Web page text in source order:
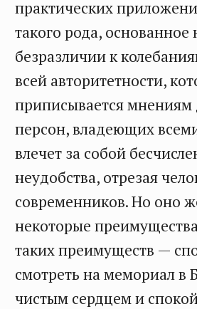
практических
такого рода,
безразличии к
всей авторитетности,
приписывается мнениям
персон, владеющих
влечет за собой
неудобства, отрезая
современников. Но оно
некоторые
таких преимуществ —
смотреть на мемориал в
чистым сердцем и